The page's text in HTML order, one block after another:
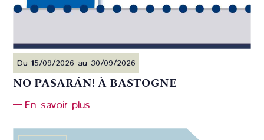
Du 15/09/2026 au 30/09/2026
NO PASARÁN! À BASTOGNE
En savoir plus